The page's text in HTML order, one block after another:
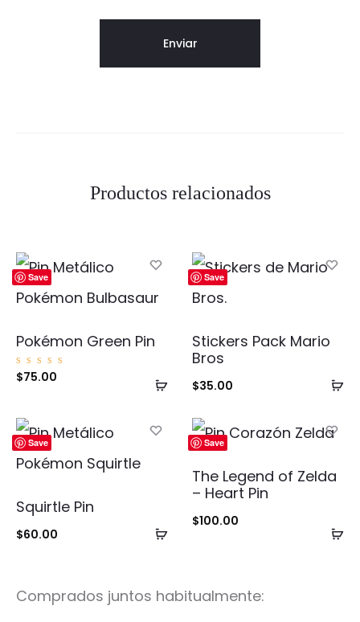
Productos relacionados
Save
Añadir
carrito
Pokémon Green Pin
Valorad
o con
$75.00
Save
Stickers Pack Mario
Bros
$35.00
Save
Añadir
Squirtle Pin
$60.00
Save
The Legend of Zelda
– Heart Pin
$100.00
Comprados juntos habitualmente: